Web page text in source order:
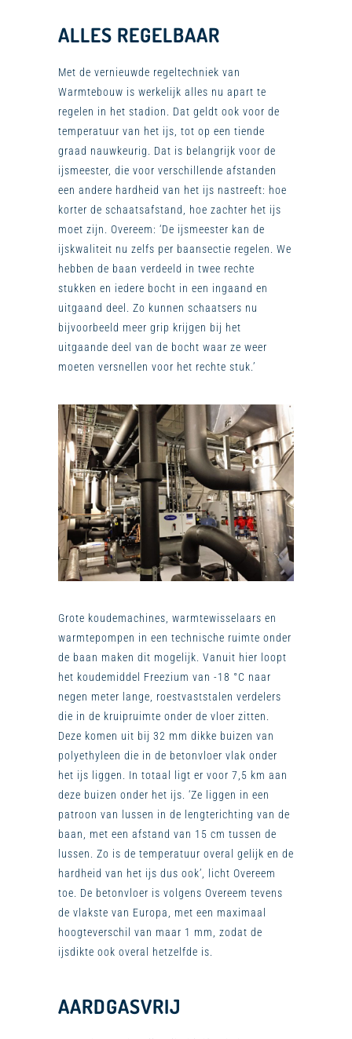
ALLES REGELBAAR
Met de vernieuwde regeltechniek van
Warmtebouw is werkelijk alles nu apart te
regelen in het stadion. Dat geldt ook voor de
temperatuur van het ijs, tot op een tiende
graad nauwkeurig. Dat is belangrijk voor de
ijsmeester, die voor verschillende afstanden
een andere hardheid van het ijs nastreeft: hoe
korter de schaatsafstand, hoe zachter het ijs
moet zijn. Overeem: ‘De ijsmeester kan de
ijskwaliteit nu zelfs per baansectie regelen. We
hebben de baan verdeeld in twee rechte
stukken en iedere bocht in een ingaand en
uitgaand deel. Zo kunnen schaatsers nu
bijvoorbeeld meer grip krijgen bij het
uitgaande deel van de bocht waar ze weer
moeten versnellen voor het rechte stuk.’
Grote koudemachines, warmtewisselaars en
warmtepompen in een technische ruimte onder
de baan maken dit mogelijk. Vanuit hier loopt
het koudemiddel Freezium van -18 °C naar
negen meter lange, roestvaststalen verdelers
die in de kruipruimte onder de vloer zitten.
Deze komen uit bij 32 mm dikke buizen van
polyethyleen die in de betonvloer vlak onder
het ijs liggen. In totaal ligt er voor 7,5 km aan
deze buizen onder het ijs. ‘Ze liggen in een
patroon van lussen in de lengterichting van de
baan, met een afstand van 15 cm tussen de
lussen. Zo is de temperatuur overal gelijk en de
hardheid van het ijs dus ook’, licht Overeem
toe. De betonvloer is volgens Overeem tevens
de vlakste van Europa, met een maximaal
hoogteverschil van maar 1 mm, zodat de
ijsdikte ook overal hetzelfde is.
AARDGASVRIJ